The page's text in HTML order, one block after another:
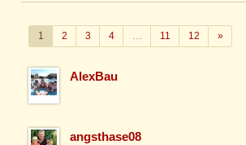
1 2 3 4 … 11 12 »Weiter
AlexBau
angsthase08